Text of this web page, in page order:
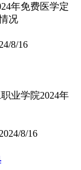
年免费医学定
况
8/16
业学院2024年
2024/8/16